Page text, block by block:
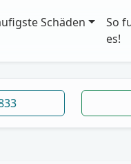
Schäden
So
es!